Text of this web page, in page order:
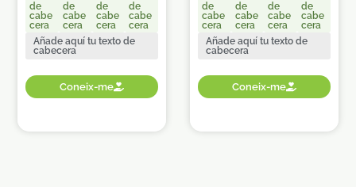
de
cabe
cera
de
cabe
cera
de
cabe
cera
de
cabe
cera
Añade aquí tu texto de
cabecera
Coneix-me
de
cabe
cera
de
cabe
cera
de
cabe
cera
de
cabe
cera
Añade aquí tu texto de
cabecera
Coneix-me